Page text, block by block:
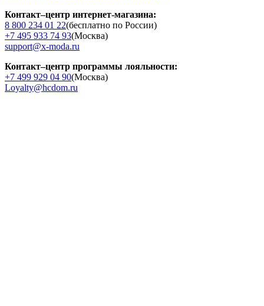
Контакт–центр интернет-магазина:
8 800 234 01 22(бесплатно по России)
+7 495 933 74 93(Москва)
support@x-moda.ru
Контакт–центр программы лояльности:
+7 499 929 04 90(Москва)
Loyalty@hcdom.ru